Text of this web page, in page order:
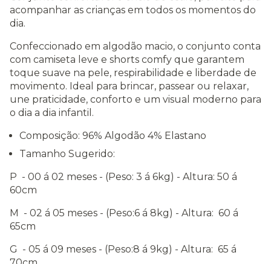
acompanhar as crianças em todos os momentos do
dia.
Confeccionado em algodão macio, o conjunto conta
com camiseta leve e shorts comfy que garantem
toque suave na pele, respirabilidade e liberdade de
movimento. Ideal para brincar, passear ou relaxar,
une praticidade, conforto e um visual moderno para
o dia a dia infantil.
Composição: 96% Algodão 4% Elastano
Tamanho Sugerido:
P - 00 á 02 meses - (Peso: 3 á 6kg) - Altura: 50 á
60cm
M - 02 á 05 meses - (Peso:6 á 8kg) - Altura: 60 á
65cm
G - 05 á 09 meses - (Peso:8 á 9kg) - Altura: 65 á